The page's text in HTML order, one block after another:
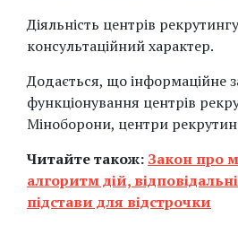
Діяльність центрів
консультаційний характер.
Додається, що інформаційне
функціонування центрів
Міноборони, центри
Читайте також: Закон про
алгоритм дій,
підстави для відстрочки